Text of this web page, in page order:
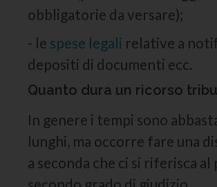
obbligatorie da versare);
- le spese legali relative a
depositi di documenti ecc.
Quanto dura un ricorso
In genere i tempi sono
lunghi, ma occorre fare una
a seconda che ci si riferisca al